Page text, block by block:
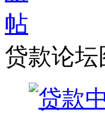
贷款论坛